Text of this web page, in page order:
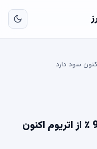
در این گزارش آمده است که 97 ٪ از اتریوم اکنون